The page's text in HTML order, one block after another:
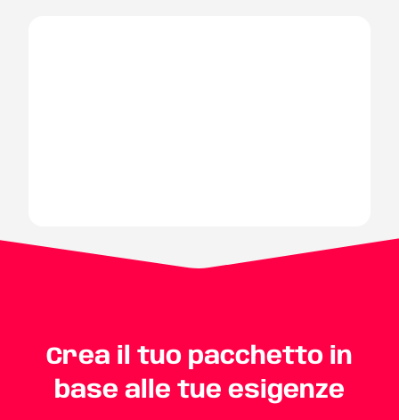
Crea il tuo pacchetto in
base alle tue esigenze